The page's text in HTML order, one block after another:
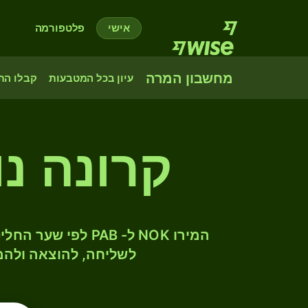
אישי פלטפורמה
מחשבון המרה עיון בכל המטבעות קבלו
קרונה
לשליחה, להוצאה